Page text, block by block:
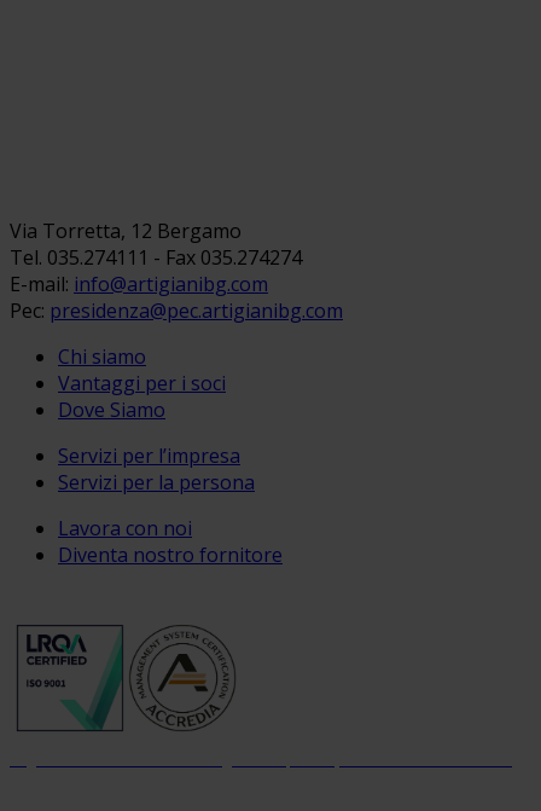
Via Torretta, 12 Bergamo
Tel. 035.274111 - Fax 035.274274
E-mail: info@artigianibg.com
Pec: presidenza@pec.artigianibg.com
Chi siamo
Vantaggi per i soci
Dove Siamo
Servizi per l’impresa
Servizi per la persona
Lavora con noi
Diventa nostro fornitore